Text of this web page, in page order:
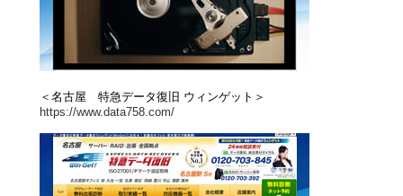
＜名古屋 特急データ復旧 ウィンゲット＞
https://www.data758.com/